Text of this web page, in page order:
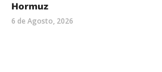
Hormuz
6 de Agosto, 2026